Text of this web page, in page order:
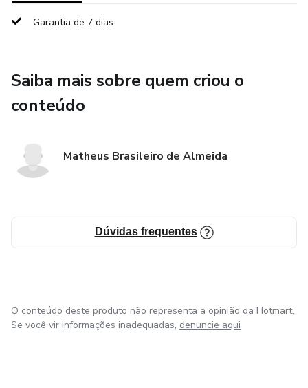
Inspirar pessoas com fé, ação e exemplo
Garantia de 7 dias
Saiba mais sobre quem criou o
conteúdo
Matheus Brasileiro de Almeida
Dúvidas frequentes
O conteúdo deste produto não representa a opinião da Hotmart.
Se você vir informações inadequadas, denuncie aqui